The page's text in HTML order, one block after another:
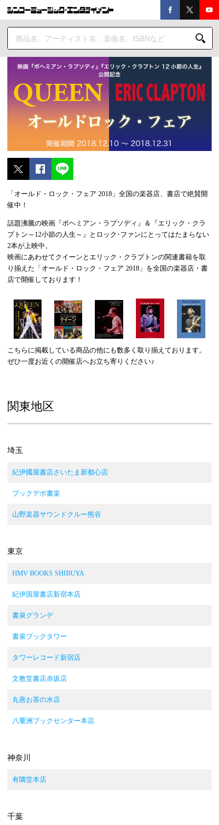
「オールド・ロック・フェア 2018」全国の楽器店、書店で絶賛開
催中！
話題沸騰の映画『ボヘミアン・ラプソディ』＆『エリック・クラ
プトン～12小節の人生～』とロック･ファンにとってはたまらない
2本が上映中。
映画にあわせてクイーンとエリック・クラプトンの関連書籍を取
り揃えた「オールド・ロック・フェア 2018」を全国の楽器店・書
店で開催しております！
こちらに掲載している商品の他にも数多く取り揃えております。
ぜひ一度お近くの開催店へお立ち寄りください♪
関東地区
埼玉
紀伊國屋書店さいたま新都心店
ブックデポ書楽
山野楽器サウンドクルー熊谷
東京
HMV BOOKS SHIBUYA
紀伊国屋書店新宿本店
書泉グランデ
書泉ブックタワー
タワーレコード新宿店
文教堂書店赤坂店
丸善お茶の水店
八重洲ブックセンター本店
神奈川
有隣堂本店
千葉